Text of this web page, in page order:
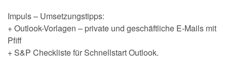
Impuls – Umsetzungstipps:
+ Outlook-Vorlagen – private und geschäftliche E-Mails mit
Pfiff
+ S&P Checkliste für Schnellstart Outlook.